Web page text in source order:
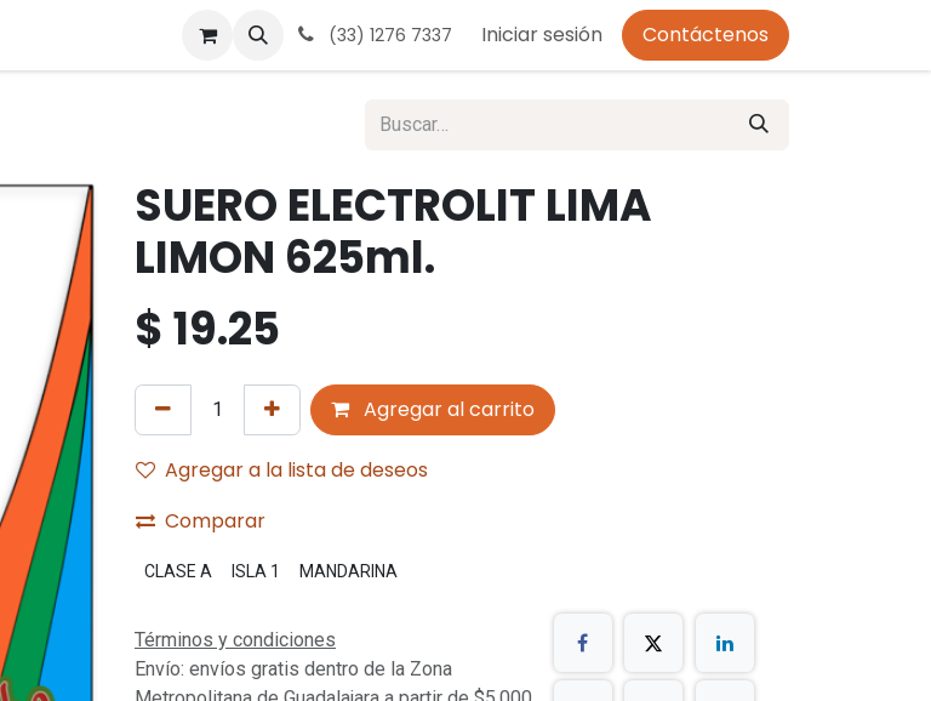
Términos y condiciones Aviso de Privacidad
(33) 1276 7337 Iniciar sesión Contáctenos
SUERO ELECTROLIT LIMA
LIMON 625ml.
$19.25
Agregar al carrito
Agregar a la lista de deseos
Comparar
CLASE A ISLA 1 MANDARINA
Términos y condiciones
Envío: envíos gratis dentro de la Zona